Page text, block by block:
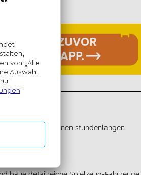
WIE NIE ZUVOR
BUILDER APP.
Erwachsene können stundenlangen